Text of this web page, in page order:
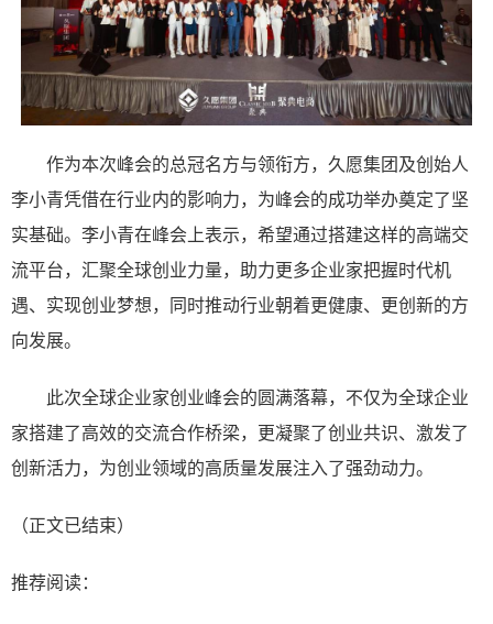
作为本次峰会的总冠名方与领衔方，久愿集团及创始人
李小青凭借在行业内的影响力，为峰会的成功举办奠定了坚
实基础。李小青在峰会上表示，希望通过搭建这样的高端交
流平台，汇聚全球创业力量，助力更多企业家把握时代机
遇、实现创业梦想，同时推动行业朝着更健康、更创新的方
向发展。
此次全球企业家创业峰会的圆满落幕，不仅为全球企业
家搭建了高效的交流合作桥梁，更凝聚了创业共识、激发了
创新活力，为创业领域的高质量发展注入了强劲动力。
（正文已结束）
推荐阅读：